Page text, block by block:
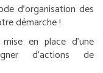
d’organisation des
démarche !
en place d’une
d’actions de